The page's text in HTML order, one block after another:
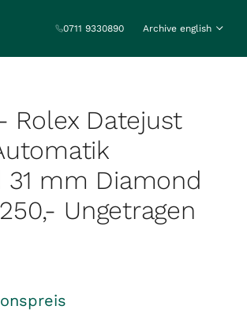
0711 9330890 Archive english
Rolex Datejust
31 mm Diamond
Ungetragen